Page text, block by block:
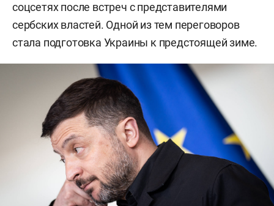
соцсетях после встреч с представителями
сербских властей. Одной из тем переговоров
стала подготовка Украины к предстоящей зиме.